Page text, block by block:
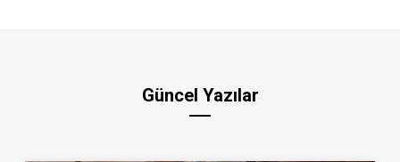
Güncel Yazılar